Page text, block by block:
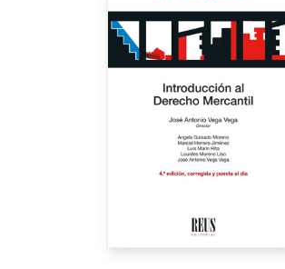
propiedad intelectual(2007),Propiedad
industrial, conexiones y puntos de encuentro
Derechos morales de los creadores.
(2019), entre otras.